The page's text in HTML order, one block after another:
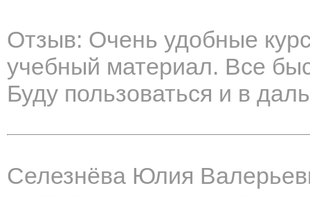
Отзыв: Очень удобные
учебный материал. Все
Буду пользоваться и в
Селезнёва Юлия